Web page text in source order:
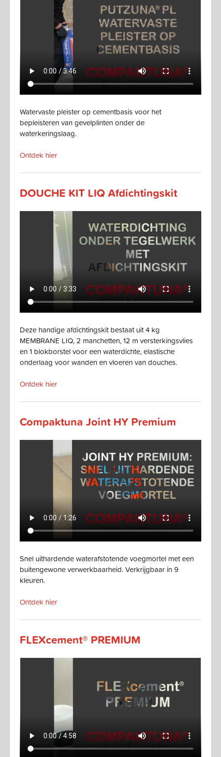
Watervaste pleister op cementbasis voor het
bepleisteren van gevelplinten onder de
waterkeringslaag.
Ontdek hier
DOUCHE KIT LIQ Afdichtingskit
Deze handige afdichtingskit bestaat uit 4 kg
MEMBRANE LIQ, 2 manchetten, 12 m versterkingsvlies
en 1 blokborstel voor een waterdichte, elastische
onderlaag voor wanden en vloeren van douches.
Ontdek hier
Compaktuna Joint HY Premium
Snel uithardende waterafstotende voegmortel met een
buitengewone verwerkbaarheid. Verkrijgbaar in 9
kleuren.
Ontdek hier
FLEXcement® PREMIUM